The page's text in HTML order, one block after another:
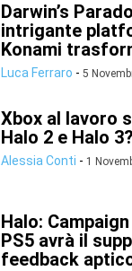
Darwin’s
intrigante
Konami
Luca Ferraro - 5
Xbox al lavoro
Halo 2 e Halo
Alessia Conti - 1
Halo:
PS5 avrà il
feedback